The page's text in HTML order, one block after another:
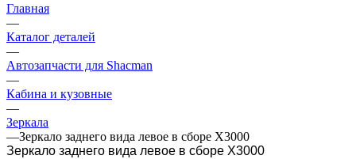
Главная
—
Каталог деталей
—
Автозапчасти для Shacman
—
Кабина и кузовные
—
Зеркала
—Зеркало заднего вида левое в сборе X3000
Зеркало заднего вида левое в сборе X3000